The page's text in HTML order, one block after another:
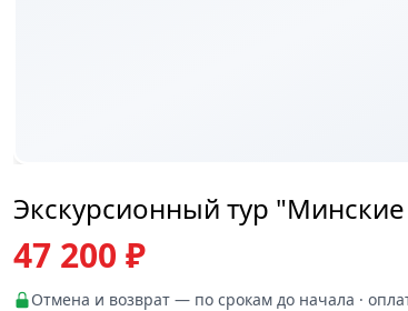
Экскурсионный тур
47 200 ₽
Отмена и возврат — по срокам до начала ·